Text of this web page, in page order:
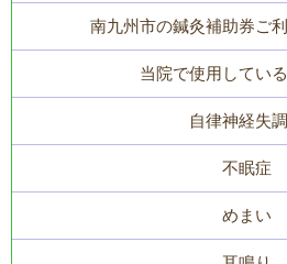
南九州市の鍼灸補助券ご
当院で使用してい
自律神経失
不眠症
めまい